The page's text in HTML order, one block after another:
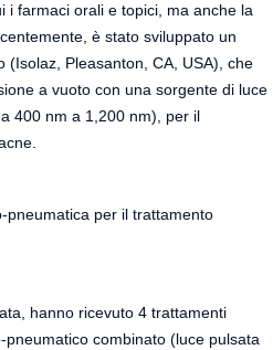
i farmaci orali e topici, ma anche la
è stato sviluppato un
(Isolaz, Pleasanton, CA, USA), che
a vuoto con una sorgente di luce
400 nm a 1,200 nm), per il
pneumatica per il trattamento
hanno ricevuto 4 trattamenti
combinato (luce pulsata